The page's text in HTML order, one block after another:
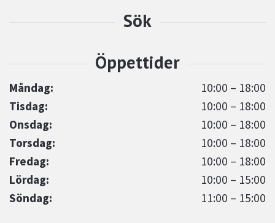
Måndag:
10:00 – 18:00
Tisdag:
10:00 – 18:00
Onsdag:
10:00 – 18:00
Torsdag:
10:00 – 18:00
Fredag:
10:00 – 18:00
Lördag:
10:00 – 15:00
Söndag:
11:00 – 15:00